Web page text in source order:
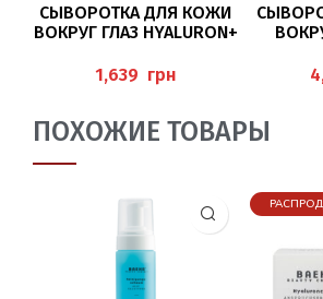
СЫВОРОТКА ДЛЯ КОЖИ
ВОКРУГ ГЛАЗ HYALURON+
ON 15МЛ BAEHR
грн
ПОХОЖИЕ ТОВАРЫ